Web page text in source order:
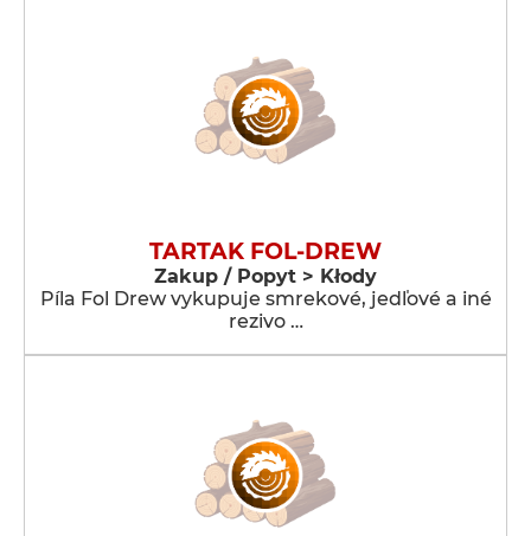
TARTAK FOL-DREW
Zakup / Popyt > Kłody
Píla Fol Drew vykupuje smrekové, jedľové a iné
rezivo …